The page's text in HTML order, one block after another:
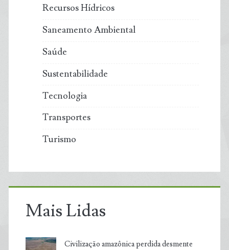
Recursos Hídricos
Saneamento Ambiental
Saúde
Sustentabilidade
Tecnologia
Transportes
Turismo
Mais Lidas
Civilização amazônica perdida desmente